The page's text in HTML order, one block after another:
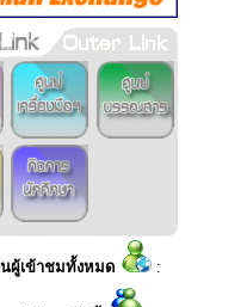
เข้าชมทั้งหมด :